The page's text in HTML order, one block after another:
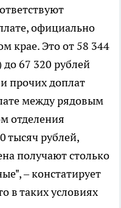
официально
крае. Это от 58 344
67 320 рублей
прочих доплат
между рядовым
отделения
тысяч рублей,
получают столько
– констатирует
в таких условиях